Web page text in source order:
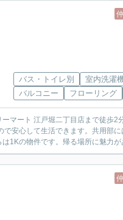
バス・トイレ別 室内洗濯
バルコニー
フローリング
マート 江戸堀二丁目店まで徒歩2
安心して生活できます。共用部
1Kの物件です。帰る場所に魅力が